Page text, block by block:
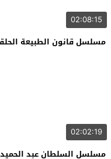
02:08:15
مسلسل قانون الطبيعة
02:02:19
مسلسل السلطان عبد الحميد